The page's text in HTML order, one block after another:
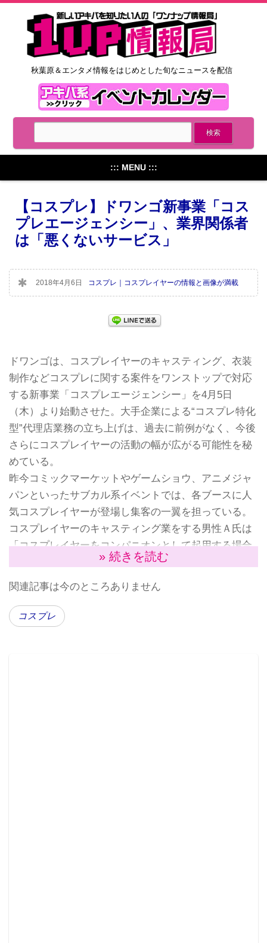
秋葉原＆エンタメ情報をはじめとした旬なニュースを配信
::: MENU :::
【コスプレ】ドワンゴ新事業「コス
プレエージェンシー」、業界関係者
は「悪くないサービス」
2018年4月6日 コスプレ｜コスプレイヤーの情報と画像が満載
ドワンゴは、コスプレイヤーのキャスティング、衣装
制作などコスプレに関する案件をワンストップで対応
する新事業「コスプレエージェンシー」を4月5日
（木）より始動させた。大手企業による“コスプレ特化
型”代理店業務の立ち上げは、過去に前例がなく、今後
さらにコスプレイヤーの活動の幅が広がる可能性を秘
めている。
昨今コミックマーケットやゲームショウ、アニメジャ
パンといったサブカル系イベントでは、各ブースに人
気コスプレイヤーが登場し集客の一翼を担っている。
コスプレイヤーのキャスティング業をする男性Ａ氏は
「コスプレイヤーをコンパニオンとして起用する場合
もあれば、ブース内でプチ撮影会を実施するケースも
にいまは重要なコンテンツ」だと位置づけている。
人気があるコスプレイヤーは、Twitterで多くのファン
を抱えている。1回のつぶやきで広く情報拡散できるこ
» 続きを読む
関連記事は今のところありません
コスプレ